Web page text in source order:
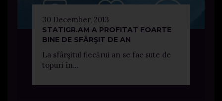
30 December, 2013
STATIGR.AM A PROFITAT FOARTE
BINE DE SFÂRŞIT DE AN
La sfârşitul fiecărui an se fac sute de
topuri în...